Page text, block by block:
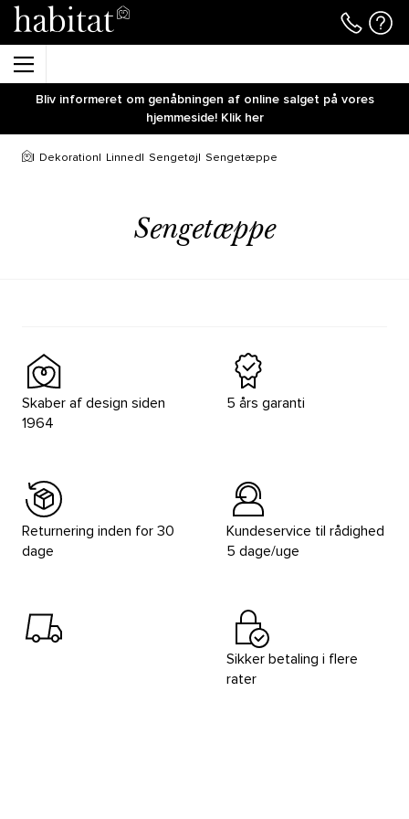
Bliv informeret om genåbningen af online salget på vores
hjemmeside! Klik her
Dekoration Linned Sengetøj Sengetæppe
Sengetæppe
Skaber af design siden
1964
5 års garanti
Returnering inden for 30
dage
Kundeservice til rådighed
5 dage/uge
Sikker betaling i flere
rater